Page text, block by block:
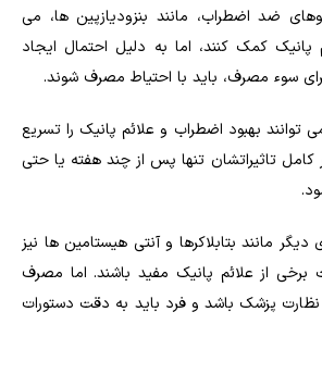
ضد اضطراب، مانند بنزودیازپین ها، می
پانیک کمک کنند، اما به دلیل احتمال ایجاد
سوء مصرف، باید با احتیاط مصرف شوند.
بهبود اضطراب و علائم پانیک را تسریع
کامل تاثیراتشان تنها پس از چند هفته یا حتی
.
مانند بتابلاکرها و آنتی هیستامین ها نیز
برخی از علائم پانیک مفید باشند. اما مصرف
پزشک باشد و فرد باید به دقت دستورات